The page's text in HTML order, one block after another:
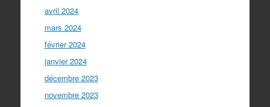
avril 2024
mars 2024
février 2024
janvier 2024
décembre 2023
novembre 2023